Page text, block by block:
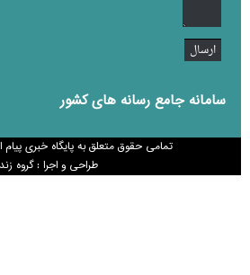
سامانه جامع رسانه های کشور
تمامی حقوق متعلق به پایگاه خبری پیام
طراحی و اجرا : گروه زند